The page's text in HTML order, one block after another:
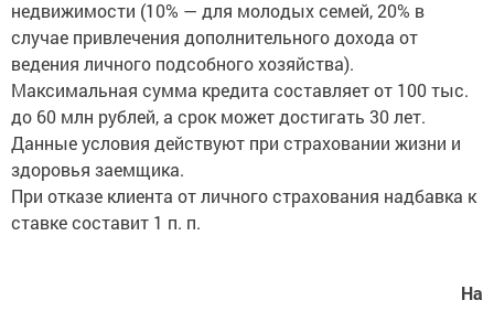
недвижимости (10% — для молодых семей, 20% в
случае привлечения дополнительного дохода от
ведения личного подсобного хозяйства).
Максимальная сумма кредита составляет от 100 тыс.
до 60 млн рублей, а срок может достигать 30 лет.
Данные условия действуют при страховании жизни и
здоровья заемщика.
При отказе клиента от личного страхования надбавка к
ставке составит 1 п. п.
На